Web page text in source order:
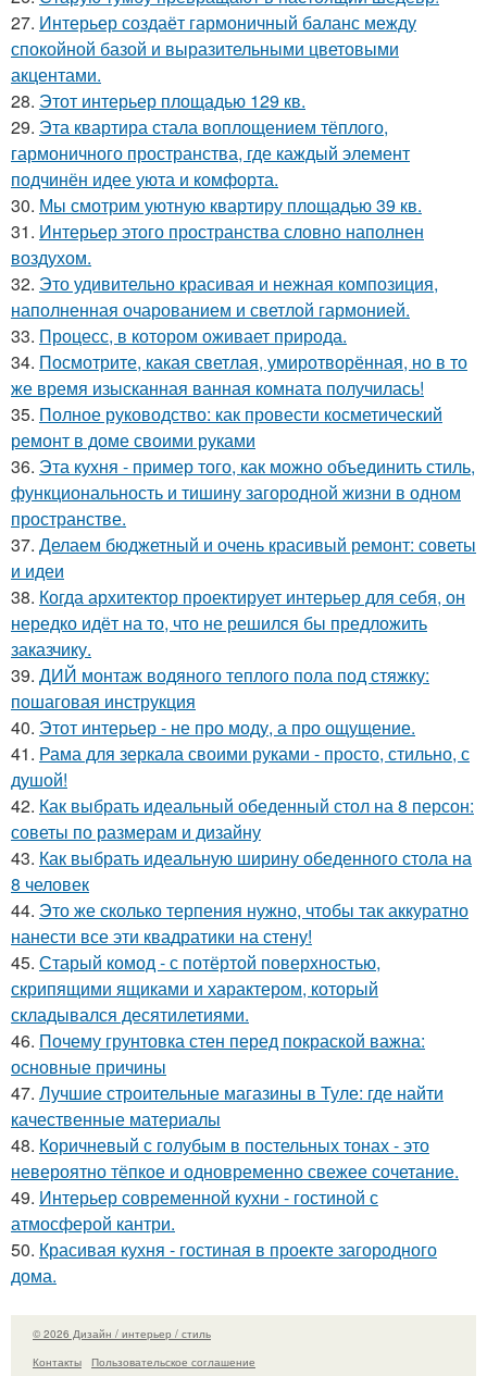
27. Интерьер создаёт гармоничный баланс между
спокойной базой и выразительными цветовыми
акцентами.
28. Этот интерьер площадью 129 кв.
29. Эта квартира стала воплощением тёплого,
гармоничного пространства, где каждый элемент
подчинён идее уюта и комфорта.
30. Мы смотрим уютную квартиру площадью 39 кв.
31. Интерьер этого пространства словно наполнен
воздухом.
32. Это удивительно красивая и нежная композиция,
наполненная очарованием и светлой гармонией.
33. Процесс, в котором оживает природа.
34. Посмотрите, какая светлая, умиротворённая, но в то
же время изысканная ванная комната получилась!
35. Полное руководство: как провести косметический
ремонт в доме своими руками
36. Эта кухня - пример того, как можно объединить стиль,
функциональность и тишину загородной жизни в одном
пространстве.
37. Делаем бюджетный и очень красивый ремонт: советы
и идеи
38. Когда архитектор проектирует интерьер для себя, он
нередко идёт на то, что не решился бы предложить
заказчику.
39. ДИЙ монтаж водяного теплого пола под стяжку:
пошаговая инструкция
40. Этот интерьер - не про моду, а про ощущение.
41. Рама для зеркала своими руками - просто, стильно, с
душой!
42. Как выбрать идеальный обеденный стол на 8 персон:
советы по размерам и дизайну
43. Как выбрать идеальную ширину обеденного стола на
8 человек
44. Это же сколько терпения нужно, чтобы так аккуратно
нанести все эти квадратики на стену!
45. Старый комод - с потёртой поверхностью,
скрипящими ящиками и характером, который
складывался десятилетиями.
46. Почему грунтовка стен перед покраской важна:
основные причины
47. Лучшие строительные магазины в Туле: где найти
качественные материалы
48. Коричневый с голубым в постельных тонах - это
невероятно тёпкое и одновременно свежее сочетание.
49. Интерьер современной кухни - гостиной с
атмосферой кантри.
50. Красивая кухня - гостиная в проекте загородного
дома.
© 2026 Дизайн / интерьер / стиль
Контакты
Пользовательское соглашение